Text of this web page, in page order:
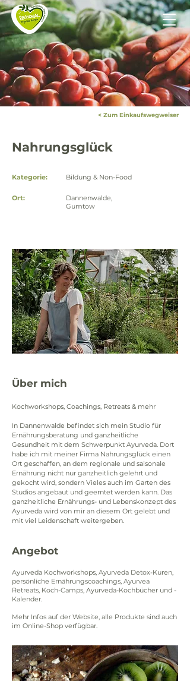
< Zum Einkaufswegweiser
Nahrungsglück
Kategorie: Bildung & Non-Food
Ort:
Dannenwalde,
Gumtow
Über mich
Kochworkshops, Coachings, Retreats & mehr
In Dannenwalde befindet sich mein Studio für
Ernährungsberatung und ganzheitliche
Gesundheit mit dem Schwerpunkt Ayurveda. Dort
habe ich mit meiner Firma Nahrungsglück einen
Ort geschaffen, an dem regionale und saisonale
Ernährung nicht nur ganzheitlich gelehrt und
gekocht wird, sondern Vieles auch im Garten des
Studios angebaut und geerntet werden kann. Das
ganzheitliche Ernährungs- und Lebenskonzept des
Ayurveda wird von mir an diesem Ort gelebt und
mit viel Leidenschaft weitergeben.
Angebot
Ayurveda Kochworkshops, Ayurveda Detox-Kuren,
persönliche Ernährungscoachings, Ayurvea
Retreats, Koch-Camps, Ayurveda-Kochbücher und -
Kalender.
Mehr Infos auf der Website, alle Produkte sind auch
im Online-Shop verfügbar.